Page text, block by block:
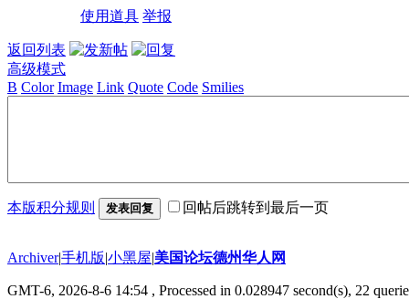
使用道具 举报
返回列表
高级模式
B Color Image Link Quote Code Smilies
本版积分规则 发表回复 回帖后跳转到最后一页
Archiver|手机版|小黑屋|美国论坛德州华人网
GMT-6, 2026-8-6 14:54 , Processed in 0.028947 second(s), 22